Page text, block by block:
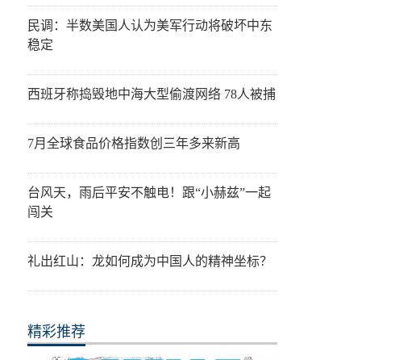
民调：半数美国人认为美军行动将破坏中东
稳定
西班牙称捣毁地中海大型偷渡网络 78人被捕
7月全球食品价格指数创三年多来新高
台风天，雨后平安不触电！跟“小赫兹”一起
闯关
礼出红山：龙如何成为中国人的精神坐标？
精彩推荐